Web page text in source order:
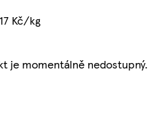
Kč/kg
je momentálně nedostupný.